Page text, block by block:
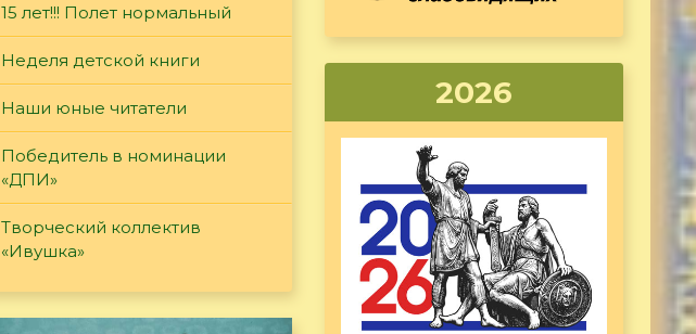
15 лет!!! Полет нормальный
Неделя детской книги
Наши юные читатели
Победитель в номинации
«ДПИ»
Творческий коллектив
«Ивушка»
2026